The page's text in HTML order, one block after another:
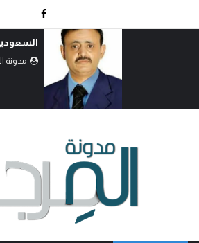
السعودية تقرر التصعيد
مدونة المرجل أغسطس 02, 2026